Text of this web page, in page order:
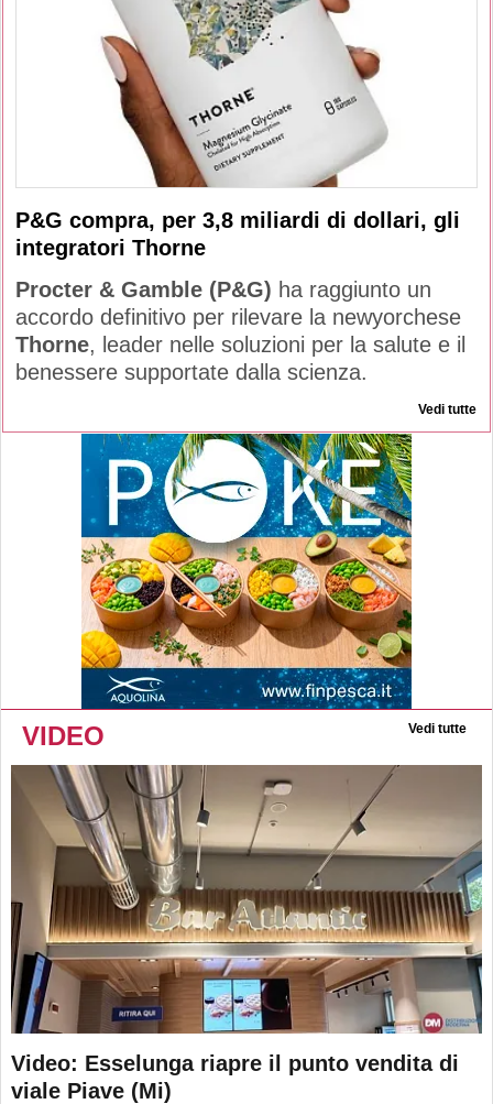
P&G compra, per 3,8 miliardi di dollari, gli
integratori Thorne
Procter & Gamble (P&G) ha raggiunto un
accordo definitivo per rilevare la newyorchese
Thorne, leader nelle soluzioni per la salute e il
benessere supportate dalla scienza.
Vedi tutte
VIDEO Vedi tutte
Video: Esselunga riapre il punto vendita di
viale Piave (Mi)